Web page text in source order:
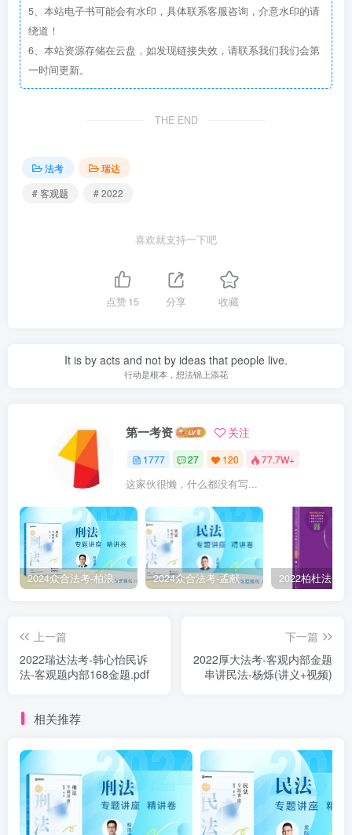
5、本站电子书可能会有水印，具体联系客服咨询，介意水印的请
绕道！
6、本站资源存储在云盘，如发现链接失效，请联系我们我们会第
一时间更新。
THE END
法考
瑞达
# 客观题
# 2022
喜欢就支持一下吧
点赞15 分享 收藏
It is by acts and not by ideas that people live.
行动是根本，想法锦上添花
第一考资 关注
1777 27 120 77.7W+
这家伙很懒，什么都没有写...
2024众合法考-柏浪涛刑法-精讲卷pdf电子版（附视频1-76全） 2024众合法考-孟献贵民法-精讲卷.pdf
上一篇
￼2022瑞达法考-韩心怡民诉
法-客观题内部168金题.pdf
下一篇
￼2022厚大法考-客观内部金题
串讲民法-杨烁(讲义+视频)
相关推荐